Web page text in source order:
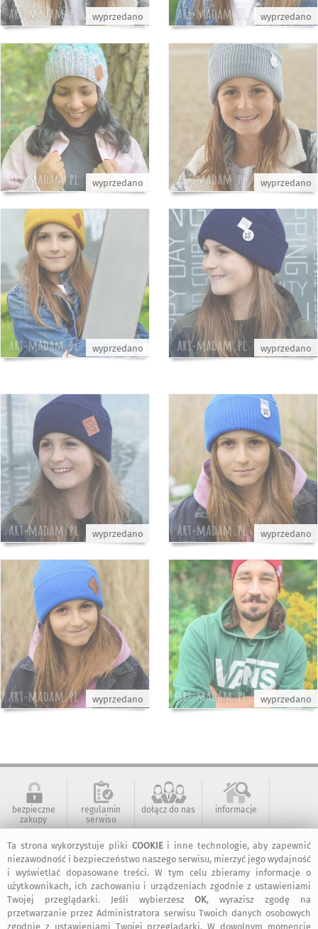
wyprzedano wyprzedano
wyprzedano wyprzedano
wyprzedano wyprzedano
wyprzedano wyprzedano
wyprzedano wyprzedano
Ta strona wykorzystuje pliki COOKIEi inne technologie, aby zapewnić
niezawodność i bezpieczeństwo naszego serwisu, mierzyć jego wydajność
i wyświetlać dopasowane treści. W tym celu zbieramy informacje o
użytkownikach, ich zachowaniu i urządzeniach zgodnie z ustawieniami
Twojej przeglądarki. Jeśli wybierzeszOK, wyrazisz zgodę na
przetwarzanie przez Administratora serwisu Twoich danych osobowych
zgodnie z ustawieniami Twojej przeglądarki. W dowolnym momencie
bezpieczne
zakupy
regulamin
serwisu
dołącz do nas informacje
kontakt
artMadam na
Facebook-u
art-Madam na
Instagram
art-Madam na
Pinterest
2011-2026 © ArtMadam